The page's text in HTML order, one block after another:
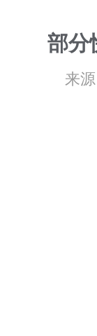
部分
来